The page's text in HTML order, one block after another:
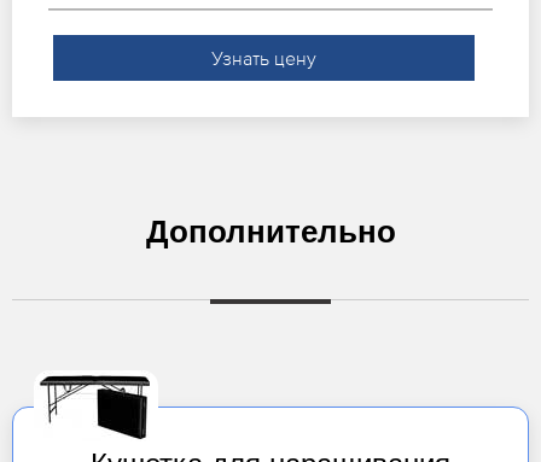
Узнать цену
Дополнительно